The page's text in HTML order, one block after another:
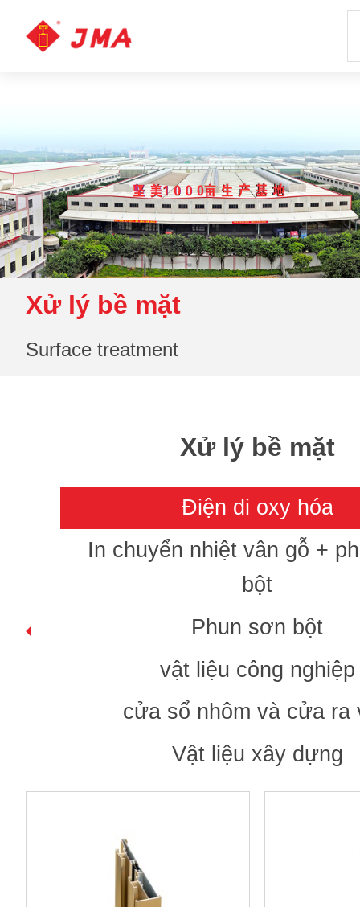
Xử lý bề mặt
Surface treatment
Xử lý bề mặt
Điện di oxy hóa
In chuyển nhiệt vân gỗ +
bột
Phun sơn bột
vật liệu công nghiệp
cửa sổ nhôm và cửa ra
Vật liệu xây dựng